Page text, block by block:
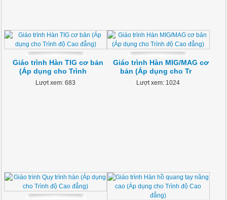
Giáo trình Hàn TIG cơ bản
(Áp dụng cho Trình
Lượt xem: 683
Giáo trình Hàn MIG/MAG cơ
bản (Áp dụng cho Tr
Lượt xem: 1024